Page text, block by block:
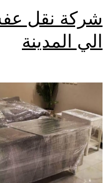
شركة نقل
الي المدينة